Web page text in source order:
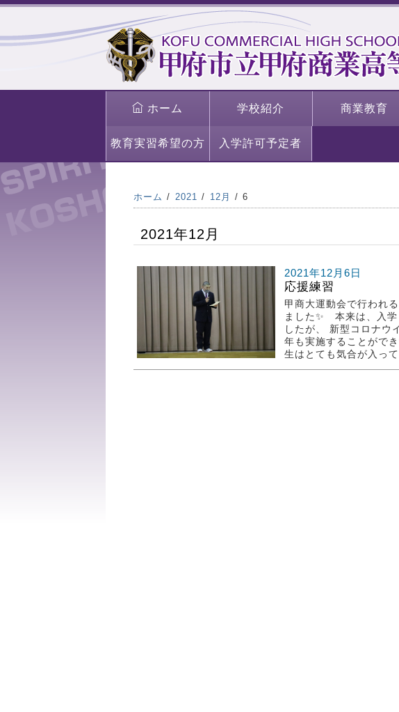
ホーム 学校紹介 商業教育
教育実習希望の方 入学許可予定者
ホーム 2021 12月 6
2021年12月
2021年12月6日
応援練習
甲商大運動会で行われ
ました✨ 本来は、入学
したが、 新型コロナウ
年も実施することがで
生はとても気合が入っ